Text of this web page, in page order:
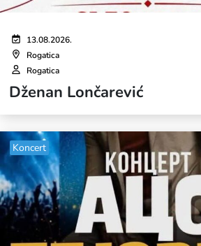
13.08.2026.
Rogatica
Rogatica
Dženan Lončarević
Koncert